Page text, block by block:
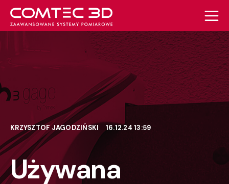
KRZYSZTOF JAGODZIŃSKI 16.12.24 13:59
Używana